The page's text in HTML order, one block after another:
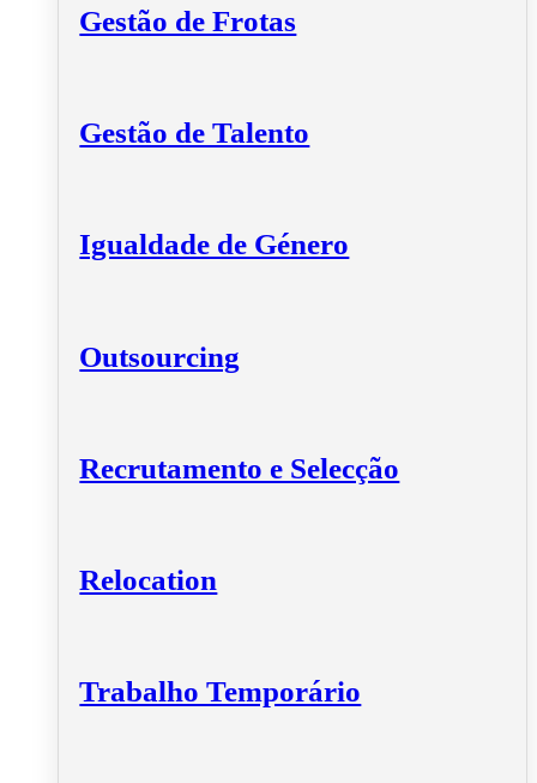
Gestão de Frotas
Gestão de Talento
Igualdade de Género
Outsourcing
Recrutamento e Selecção
Relocation
Trabalho Temporário